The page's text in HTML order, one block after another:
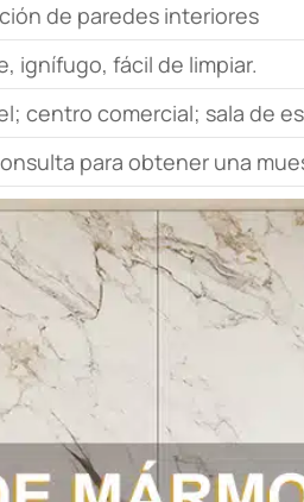
de paredes interiores
ignífugo, fácil de limpiar.
centro comercial; sala de
para obtener una